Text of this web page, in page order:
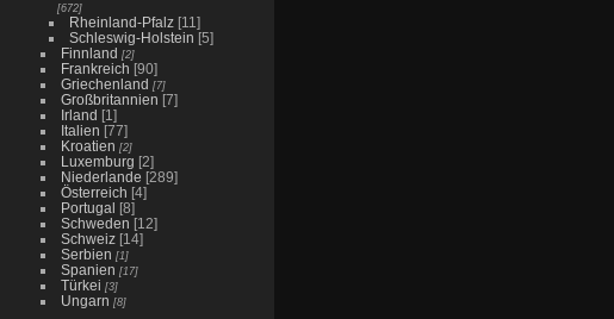
[672]
Rheinland-Pfalz [11]
Schleswig-Holstein [5]
Finnland [2]
Frankreich [90]
Griechenland [7]
Großbritannien [7]
Irland [1]
Italien [77]
Kroatien [2]
Luxemburg [2]
Niederlande [289]
Österreich [4]
Portugal [8]
Schweden [12]
Schweiz [14]
Serbien [1]
Spanien [17]
Türkei [3]
Ungarn [8]